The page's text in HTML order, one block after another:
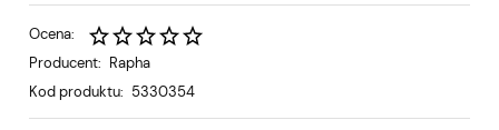
Ocena:
Producent: Rapha
Kod produktu: 5330354